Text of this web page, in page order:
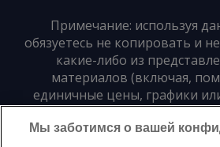
Примечание: используя
обязуетесь не копировать и
какие-либо из
материалов (включая,
единичные цены, графики
материалы) в любой форме и
без предварительного
Мы заботимся о вашей